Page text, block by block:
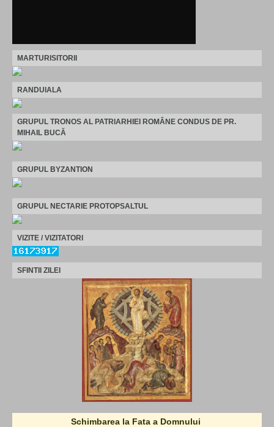
MARTURISITORII
RANDUIALA
GRUPUL TRONOS AL PATRIARHIEI ROMÂNE CONDUS DE PR.
MIHAIL BUCĂ
GRUPUL BYZANTION
GRUPUL NECTARIE PROTOPSALTUL
VIZITE / VIZITATORI
SFINTII ZILEI
Schimbarea la Fata a Domnului